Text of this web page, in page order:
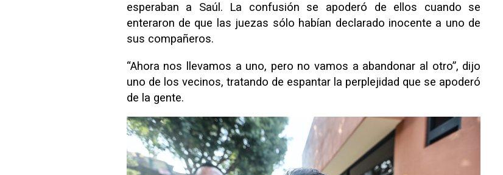
esperaban a Saúl. La confusión se apoderó de ellos cuando se
enteraron de que las juezas sólo habían declarado inocente a uno de
sus compañeros.
“Ahora nos llevamos a uno, pero no vamos a abandonar al otro”, dijo
uno de los vecinos, tratando de espantar la perplejidad que se apoderó
de la gente.